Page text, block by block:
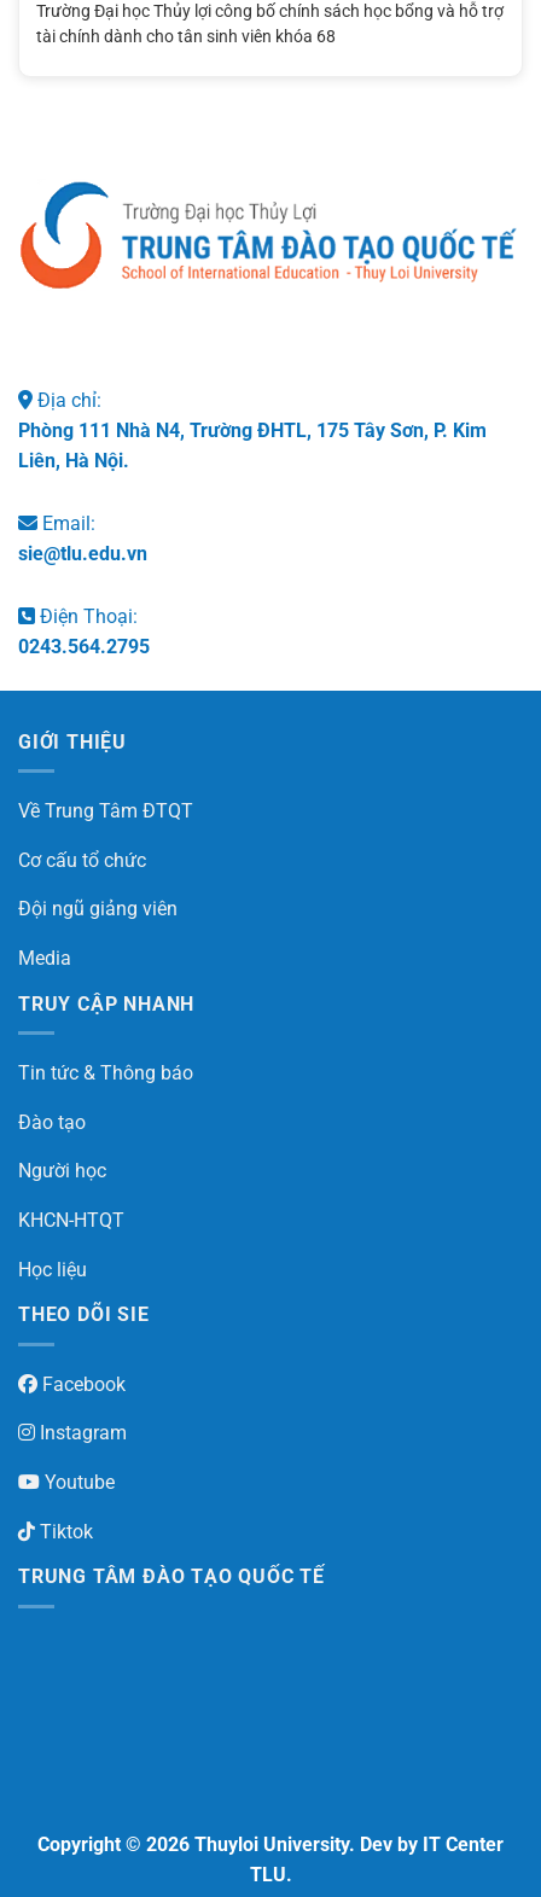
Trường Đại học Thủy lợi công bố chính sách học bổng và hỗ trợ
tài chính dành cho tân sinh viên khóa 68
Địa chỉ:
Phòng 111 Nhà N4, Trường ĐHTL, 175 Tây Sơn, P. Kim
Liên, Hà Nội.
Email:
sie@tlu.edu.vn
Điện Thoại:
0243.564.2795
GIỚI THIỆU
Về Trung Tâm ĐTQT
Cơ cấu tổ chức
Đội ngũ giảng viên
Media
TRUY CẬP NHANH
Tin tức & Thông báo
Đào tạo
Người học
KHCN-HTQT
Học liệu
THEO DÕI SIE
Facebook
Instagram
Youtube
Tiktok
TRUNG TÂM ĐÀO TẠO QUỐC TẾ
Copyright © 2026 Thuyloi University. Dev by IT Center
TLU.